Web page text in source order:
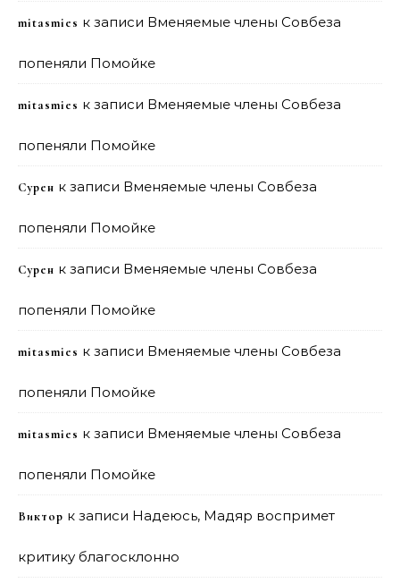
mitasmies к записи Вменяемые члены Совбеза
попеняли Помойке
mitasmies к записи Вменяемые члены Совбеза
попеняли Помойке
Сурен к записи Вменяемые члены Совбеза
попеняли Помойке
Сурен к записи Вменяемые члены Совбеза
попеняли Помойке
mitasmies к записи Вменяемые члены Совбеза
попеняли Помойке
mitasmies к записи Вменяемые члены Совбеза
попеняли Помойке
Виктор к записи Надеюсь, Мадяр воспримет
критику благосклонно